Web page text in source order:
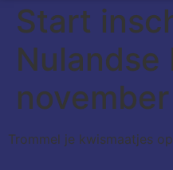
Start
Nulandse
november
Trommel je kwismaatjes